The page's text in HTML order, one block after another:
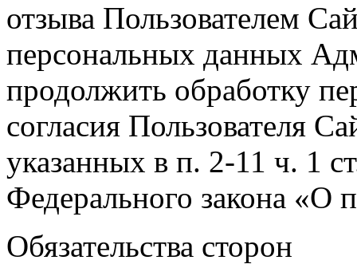
отзыва Пользователем
персональных данных
продолжить обработку
согласия Пользователя
указанных в п. 2-11 ч. 1
Федерального закона «О
Обязательства сторон